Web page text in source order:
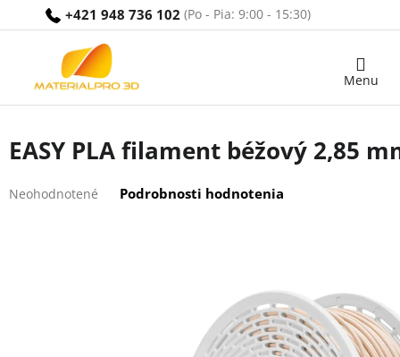
+421 948 736 102
Nákupný
EASY PLA filament béžový 2,85
hodnotenie
Neohodnotené Podrobnosti hodnotenia